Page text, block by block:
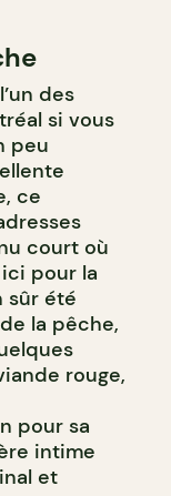
des
si vous
peu
ce
court où
pour la
sûr été
la pêche,
rouge,
pour sa
intime
et